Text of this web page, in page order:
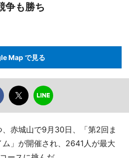
争も勝ち
Map で見る
赤城山で9月30日、「第2回ま
」が開催され、2641人が最大